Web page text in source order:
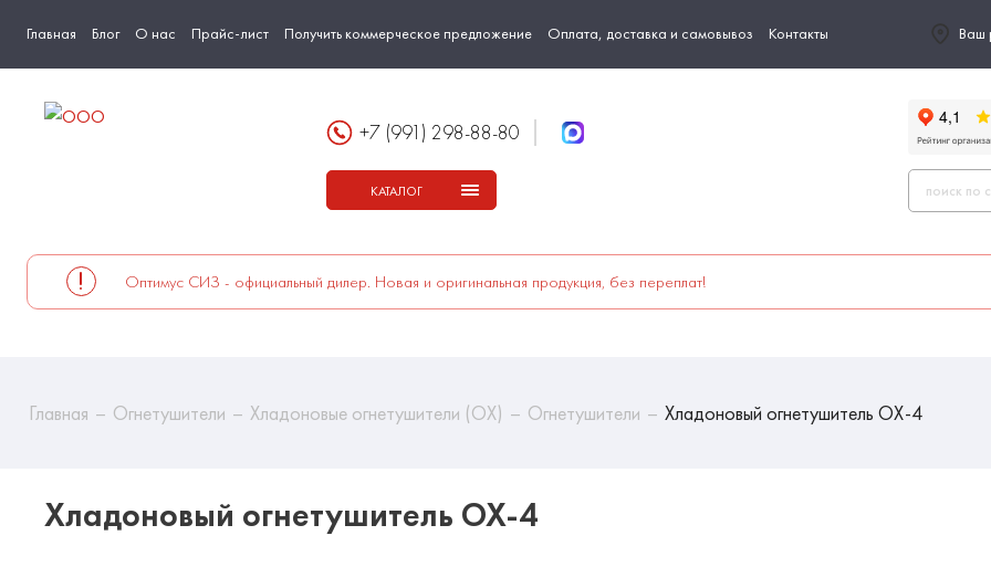
Главная Блог О нас Прайс-лист Получить коммерческое предложение Оплата, доставка и самовывоз Контакты Ваш
+7 (991) 298-88-80
КАТАЛОГ
Оптимус СИЗ - официальный дилер. Новая и оригинальная продукция, без переплат!
Главная Огнетушители Хладоновые огнетушители (ОХ) Огнетушители Хладоновый огнетушитель ОХ-4
Хладоновый огнетушитель ОХ-4